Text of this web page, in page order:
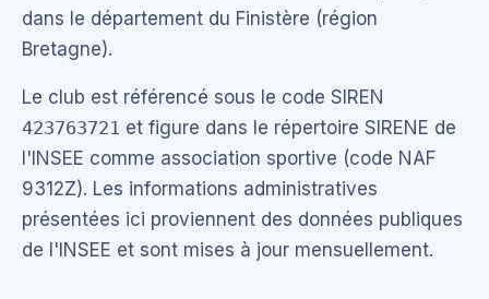
dans le département du Finistère (région
Bretagne).
Le club est référencé sous le code SIREN
423763721 et figure dans le répertoire SIRENE de
l'INSEE comme association sportive (code NAF
9312Z). Les informations administratives
présentées ici proviennent des données publiques
de l'INSEE et sont mises à jour mensuellement.